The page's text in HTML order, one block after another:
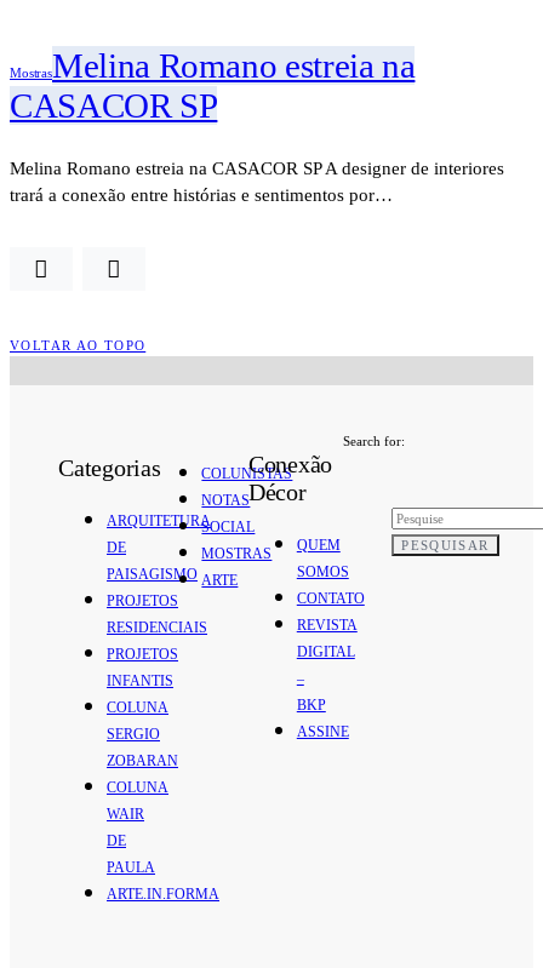
MostrasMelina Romano estreia na
CASACOR SP
Melina Romano estreia na CASACOR SP A designer de interiores
trará a conexão entre histórias e sentimentos por…
VOLTAR AO TOPO
Categorias
ARQUITETURA
DE
PAISAGISMO
PROJETOS
RESIDENCIAIS
PROJETOS
INFANTIS
COLUNA
SERGIO
ZOBARAN
COLUNA
WAIR
DE
PAULA
ARTE.IN.FORMA
COLUNISTAS
NOTAS
SOCIAL
MOSTRAS
ARTE
Conexão
Décor
QUEM
SOMOS
CONTATO
REVISTA
DIGITAL
–
BKP
ASSINE
Search for:
PESQUISAR